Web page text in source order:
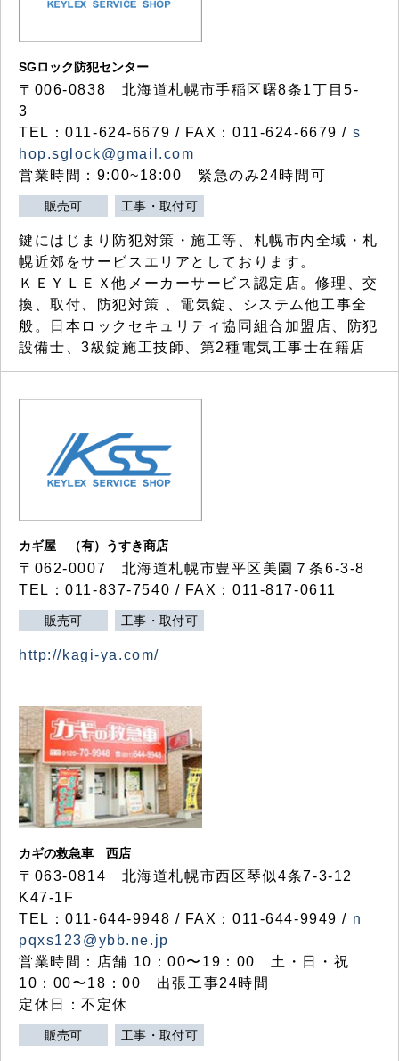
SGロック防犯センター
〒006-0838 北海道札幌市手稲区曙8条1丁目5-
3
TEL：011-624-6679 / FAX：011-624-6679 / s
hop.sglock@gmail.com
営業時間：9:00~18:00 緊急のみ24時間可
販売可 工事・取付可
鍵にはじまり防犯対策・施工等、札幌市内全域・札
幌近郊をサービスエリアとしております。
ＫＥＹＬＥＸ他メーカーサービス認定店。修理、交
換、取付、防犯対策 、電気錠、システム他工事全
般。日本ロックセキュリティ協同組合加盟店、防犯
設備士、3級錠施工技師、第2種電気工事士在籍店
カギ屋 （有）うすき商店
〒062-0007 北海道札幌市豊平区美園７条6-3-8
TEL：011-837-7540 / FAX：011-817-0611
販売可 工事・取付可
http://kagi-ya.com/
カギの救急車 西店
〒063-0814 北海道札幌市西区琴似4条7-3-12
K47-1F
TEL：011-644-9948 / FAX：011-644-9949 / n
pqxs123@ybb.ne.jp
営業時間：店舗 10：00〜19：00 土・日・祝
10：00〜18：00 出張工事24時間
定休日：不定休
販売可 工事・取付可